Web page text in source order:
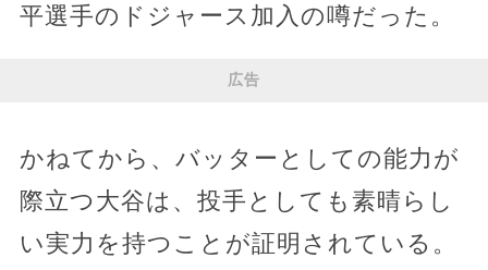
平選手のドジャース加入の噂だった。
広告
かねてから、バッターとしての能力が
際立つ大谷は、投手としても素晴らし
い実力を持つことが証明されている。